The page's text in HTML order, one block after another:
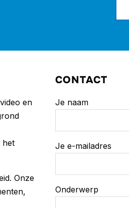
en
het
Onze
CONTACT
Je naam
Je e-mailadres
Onderwerp